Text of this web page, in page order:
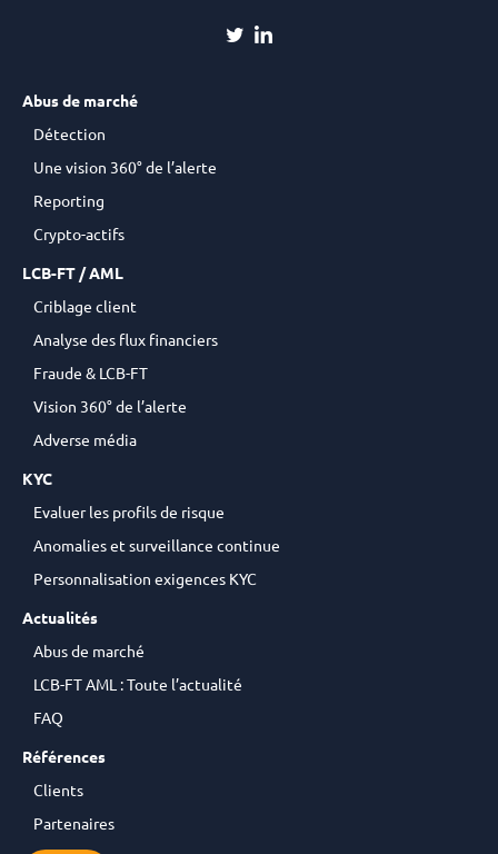
Abus de marché
Détection
Une vision 360° de l’alerte
Reporting
Crypto-actifs
LCB-FT / AML
Criblage client
Analyse des flux financiers
Fraude & LCB-FT
Vision 360° de l’alerte
Adverse média
KYC
Evaluer les profils de risque
Anomalies et surveillance continue
Personnalisation exigences KYC
Actualités
Abus de marché
LCB-FT AML : Toute l’actualité
FAQ
Références
Clients
Partenaires